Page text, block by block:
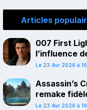
Articles
007 First
l’influence
Le 23 Avr 2026 à
Assassin’s
remake
juillet sur
Le 23 Avr 2026 à